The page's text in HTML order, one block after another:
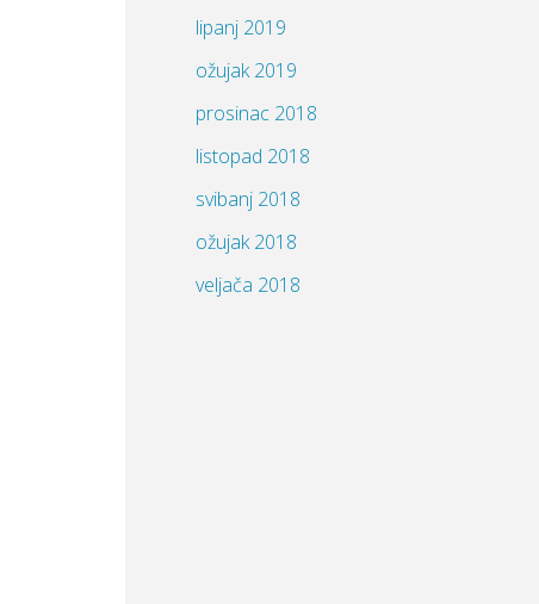
Zadatci MAT liga 2022./2023.
Zadatci MAT liga 2023./2024.
Zadatci MAT liga 2024./2025.
Zadatci MAT liga 2025./2026.
Zadatci MAT liga 2026./2027.
lipanj 2019
ožujak 2019
prosinac 2018
listopad 2018
svibanj 2018
ožujak 2018
veljača 2018